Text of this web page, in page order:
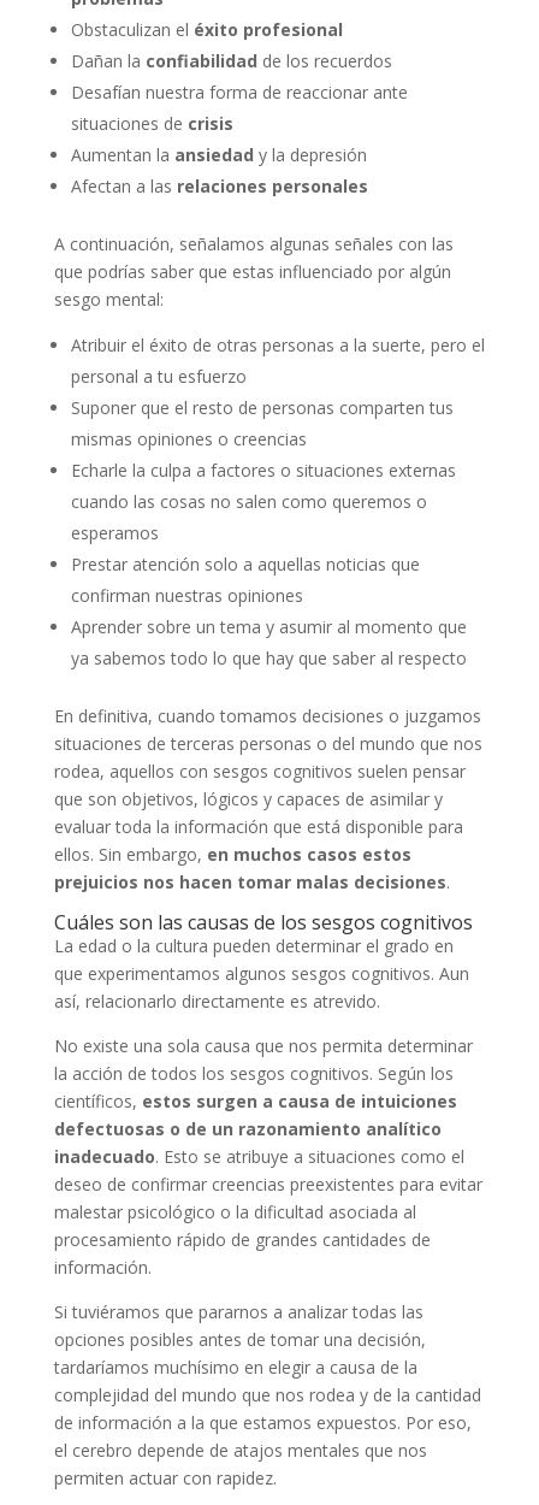
Obstaculizan el éxito profesional
Dañan la confiabilidad de los recuerdos
Desafían nuestra forma de reaccionar ante
situaciones de crisis
Aumentan la ansiedad y la depresión
Afectan a las relaciones personales
A continuación, señalamos algunas señales con las
que podrías saber que estas influenciado por algún
sesgo mental:
Atribuir el éxito de otras personas a la suerte, pero el
personal a tu esfuerzo
Suponer que el resto de personas comparten tus
mismas opiniones o creencias
Echarle la culpa a factores o situaciones externas
cuando las cosas no salen como queremos o
esperamos
Prestar atención solo a aquellas noticias que
confirman nuestras opiniones
Aprender sobre un tema y asumir al momento que
ya sabemos todo lo que hay que saber al respecto
En definitiva, cuando tomamos decisiones o juzgamos
situaciones de terceras personas o del mundo que nos
rodea, aquellos con sesgos cognitivos suelen pensar
que son objetivos, lógicos y capaces de asimilar y
evaluar toda la información que está disponible para
ellos. Sin embargo, en muchos casos estos
prejuicios nos hacen tomar malas decisiones.
Cuáles son las causas de los sesgos cognitivos
La edad o la cultura pueden determinar el grado en
que experimentamos algunos sesgos cognitivos. Aun
así, relacionarlo directamente es atrevido.
No existe una sola causa que nos permita determinar
la acción de todos los sesgos cognitivos. Según los
científicos, estos surgen a causa de intuiciones
defectuosas o de un razonamiento analítico
inadecuado. Esto se atribuye a situaciones como el
deseo de confirmar creencias preexistentes para evitar
malestar psicológico o la dificultad asociada al
procesamiento rápido de grandes cantidades de
información.
Si tuviéramos que pararnos a analizar todas las
opciones posibles antes de tomar una decisión,
tardaríamos muchísimo en elegir a causa de la
complejidad del mundo que nos rodea y de la cantidad
de información a la que estamos expuestos. Por eso,
el cerebro depende de atajos mentales que nos
permiten actuar con rapidez.